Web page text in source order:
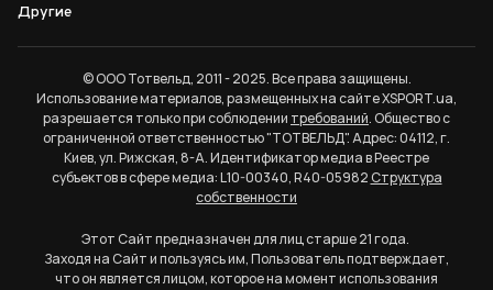
Другие
© ООО Тотвельд, 2011 - 2025. Все права защищены.
Использование материалов, размещенных на сайте XSPORT.ua,
разрешается только при соблюдении требований. Общество с
ограниченной ответственностью "ТОТВЕЛЬД". Адрес: 04112, г.
Киев, ул. Рижская, 8-А. Идентификатор медиа в Реестре
субъектов в сфере медиа: L10-00340, R40-05982Структура
собственности
Этот Сайт предназначен для лиц старше 21 года.
Заходя на Сайт и пользуясь им, Пользователь подтверждает,
что он является лицом, которое на момент использования